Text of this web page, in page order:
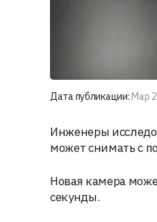
Дата публикации: Мар
Инженеры
может снимать с
Новая камера
секунды.